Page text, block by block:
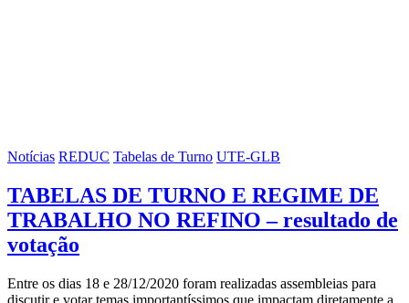
Notícias REDUC Tabelas de Turno UTE-GLB
TABELAS DE TURNO E REGIME DE
TRABALHO NO REFINO – resultado de
votação
Entre os dias 18 e 28/12/2020 foram realizadas assembleias para